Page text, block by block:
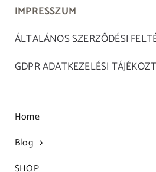
IMPRESSZUM
ÁLTALÁNOS SZERZŐDÉSI
GDPR ADATKEZELÉSI
Home
Blog